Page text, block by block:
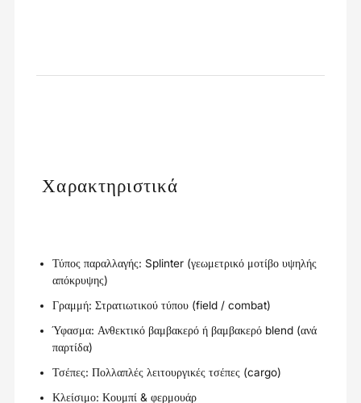
Χαρακτηριστικά
Τύπος παραλλαγής: Splinter (γεωμετρικό μοτίβο υψηλής
απόκρυψης)
Γραμμή: Στρατιωτικού τύπου (field / combat)
Ύφασμα: Ανθεκτικό βαμβακερό ή βαμβακερό blend (ανά
παρτίδα)
Τσέπες: Πολλαπλές λειτουργικές τσέπες (cargo)
Κλείσιμο: Κουμπί & φερμουάρ